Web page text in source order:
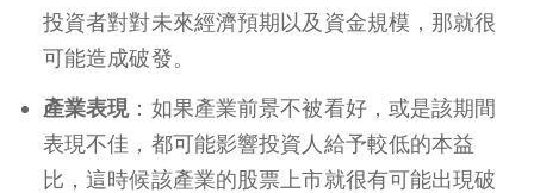
投資者對對未來經濟預期以及資金規模，那就很
可能造成破發。
產業表現：如果產業前景不被看好，或是該期間
表現不佳，都可能影響投資人給予較低的本益
比，這時候該產業的股票上市就很有可能出現破